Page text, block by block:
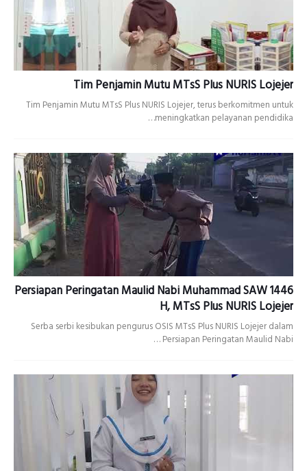
Tim Penjamin Mutu MTsS Plus NURIS Lojejer
Tim Penjamin Mutu MTsS Plus NURIS Lojejer, terus berkomitmen untuk
meningkatkan pelayanan pendidika…
Persiapan Peringatan Maulid Nabi Muhammad SAW 1446
H, MTsS Plus NURIS Lojejer
Serba serbi kesibukan pengurus OSIS MTsS Plus NURIS Lojejer dalam
Persiapan Peringatan Maulid Nabi …